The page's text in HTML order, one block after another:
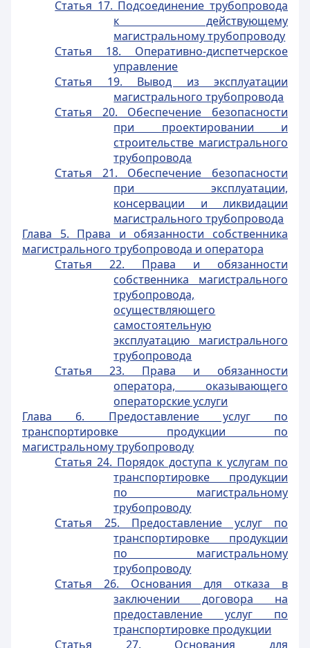
Статья 17. Подсоединение трубопровода
к действующему
магистральному трубопроводу
Статья 18. Оперативно-диспетчерское
управление
Статья 19. Вывод из эксплуатации
магистрального трубопровода
Статья 20. Обеспечение безопасности
при проектировании и
строительстве магистрального
трубопровода
Статья 21. Обеспечение безопасности
при эксплуатации,
консервации и ликвидации
магистрального трубопровода
Глава 5. Права и обязанности собственника
магистрального трубопровода и оператора
Статья 22. Права и обязанности
собственника магистрального
трубопровода,
осуществляющего
самостоятельную
эксплуатацию магистрального
трубопровода
Статья 23. Права и обязанности
оператора, оказывающего
операторские услуги
Глава 6. Предоставление услуг по
транспортировке продукции по
магистральному трубопроводу
Статья 24. Порядок доступа к услугам по
транспортировке продукции
по магистральному
трубопроводу
Статья 25. Предоставление услуг по
транспортировке продукции
по магистральному
трубопроводу
Статья 26. Основания для отказа в
заключении договора на
предоставление услуг по
транспортировке продукции
Статья 27. Основания для